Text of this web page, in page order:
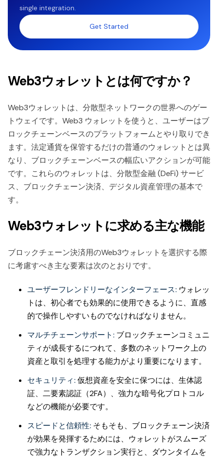
single integration.
Get Started
Web3ウォレットとは何ですか？
Web3ウォレットは、分散型ネットワークの世界へのゲー
トウェイです。Web3 ウォレットを使うと、ユーザーはブ
ロックチェーンベースのプラットフォームとやり取りでき
ます。法定通貨を保管するだけの普通のウォレットとは異
なり、ブロックチェーンベースの幅広いアクションが可能
です。これらのウォレットは、分散型金融 (DeFi) サービ
ス、ブロックチェーン決済、デジタル資産管理の基本で
す。
Web3ウォレットに求める主な機能
ブロックチェーン決済用のWeb3ウォレットを選択する際
に考慮すべき主な要素は次のとおりです。
ユーザーフレンドリーなインターフェース: ウォレッ
トは、初心者でも効果的に使用できるように、直感
的で操作しやすいものでなければなりません。
マルチチェーンサポート: ブロックチェーンコミュニ
ティが成長するにつれて、多数のネットワーク上の
資産と取引を処理する能力がより重要になります。
セキュリティ:仮想資産を安全に保つには、生体認
証、二要素認証（2FA）、強力な暗号化プロトコル
などの機能が必要です。
スピードと信頼性: そもそも、ブロックチェーン決済
が効果を発揮するためには、ウォレットがスムーズ
で強力なトランザクション実行と、ダウンタイムを